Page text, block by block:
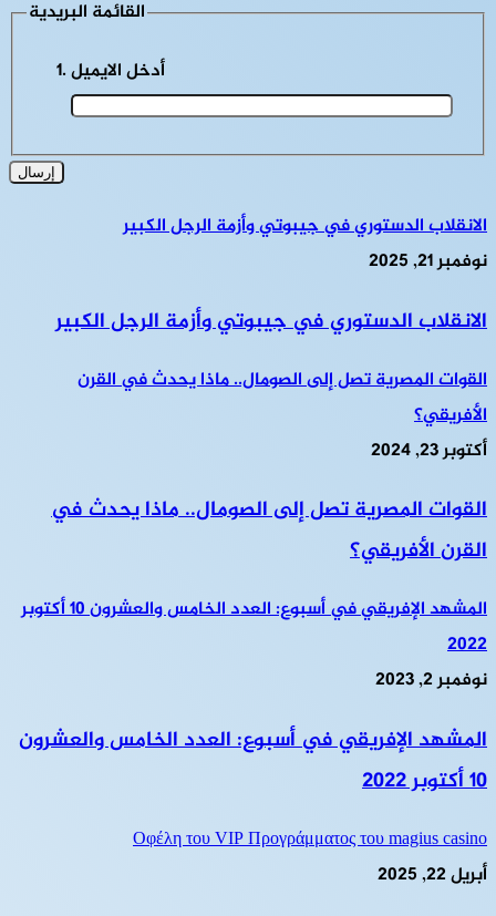
القائمة البريدية
الانقلاب الدستوري في جيبوتي وأزمة الرجل الكبير
نوفمبر 21, 2025
الانقلاب الدستوري في جيبوتي وأزمة الرجل الكبير
القوات المصرية تصل إلى الصومال.. ماذا يحدث في القرن
الأفريقي؟
أكتوبر 23, 2024
القوات المصرية تصل إلى الصومال.. ماذا يحدث في
القرن الأفريقي؟
المشهد الإفريقي في أسبوع: العدد الخامس والعشرون 10 أكتوبر
2022
نوفمبر 2, 2023
المشهد الإفريقي في أسبوع: العدد الخامس والعشرون
10 أكتوبر 2022
Οφέλη του VIP Προγράμματος του magius casino
أبريل 22, 2025